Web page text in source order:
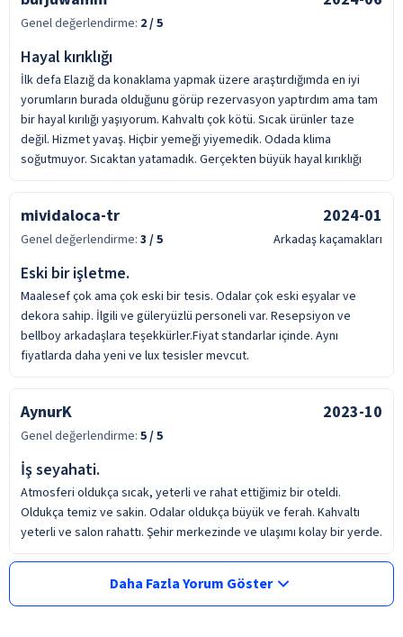
Genel değerlendirme: 2/ 5
Hayal kırıklığı
İlk defa Elazığ da konaklama yapmak üzere araştırdığımda en iyi
yorumların burada olduğunu görüp rezervasyon yaptırdım ama tam
bir hayal kırılığı yaşıyorum. Kahvaltı çok kötü. Sıcak ürünler taze
değil. Hizmet yavaş. Hiçbir yemeği yiyemedik. Odada klima
soğutmuyor. Sıcaktan yatamadık. Gerçekten büyük hayal kırıklığı
mividaloca-tr 2024-01
Genel değerlendirme: 3 / 5 Arkadaş kaçamakları
Eski bir işletme.
Maalesef çok ama çok eski bir tesis. Odalar çok eski eşyalar ve
dekora sahip. İlgili ve güleryüzlü personeli var. Resepsiyon ve
bellboy arkadaşlara teşekkürler.Fiyat standarlar içinde. Aynı
fiyatlarda daha yeni ve lux tesisler mevcut.
AynurK 2023-10
Genel değerlendirme: 5/ 5
İş seyahati.
Atmosferi oldukça sıcak, yeterli ve rahat ettiğimiz bir oteldi.
Oldukça temiz ve sakin. Odalar oldukça büyük ve ferah. Kahvaltı
yeterli ve salon rahattı. Şehir merkezinde ve ulaşımı kolay bir yerde.
Daha Fazla Yorum Göster